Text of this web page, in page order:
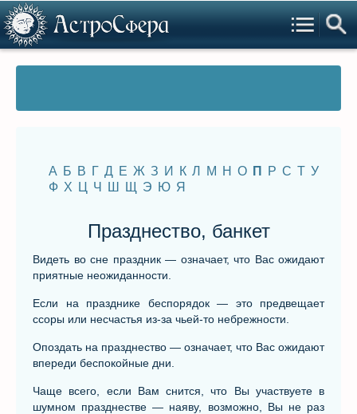
А Б В Г Д Е Ж З И К Л М Н О П Р С Т У
Ф Х Ц Ч Ш Щ Э Ю Я
Празднество, банкет
Видеть во сне праздник — означает, что Вас ожидают
приятные неожиданности.
Если на празднике беспорядок — это предвещает
ссоры или несчастья из-за чьей-то небрежности.
Опоздать на празднество — означает, что Вас ожидают
впереди беспокойные дни.
Чаще всего, если Вам снится, что Вы участвуете в
шумном празднестве — наяву, возможно, Вы не раз